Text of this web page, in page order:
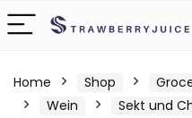
Home Shop
Wein
Sekt und